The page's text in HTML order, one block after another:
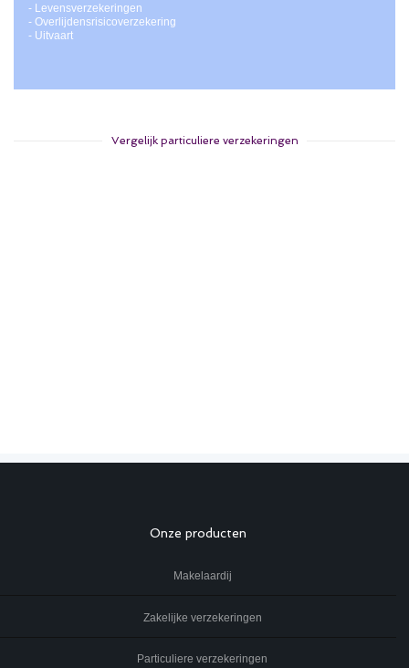
- Levensverzekeringen
- Overlijdensrisicoverzekering
- Uitvaart
Vergelijk particuliere verzekeringen
Onze producten
Makelaardij
Zakelijke verzekeringen
Particuliere verzekeringen